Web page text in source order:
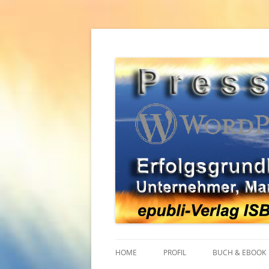
Zum
WordPress
HOME PROFIL BUCH & EBOOK